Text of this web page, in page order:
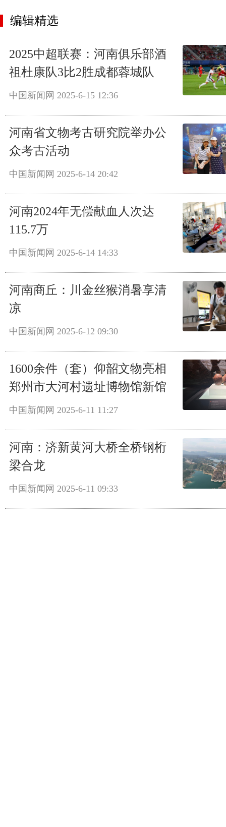
编辑精选
2025中超联赛：河南俱乐部酒
祖杜康队3比2胜成都蓉城队
中国新闻网 2025-6-15 12:36
河南省文物考古研究院举办公
众考古活动
中国新闻网 2025-6-14 20:42
河南2024年无偿献血人次达
115.7万
中国新闻网 2025-6-14 14:33
河南商丘：川金丝猴消暑享清
凉
中国新闻网 2025-6-12 09:30
1600余件（套）仰韶文物亮相
郑州市大河村遗址博物馆新馆
中国新闻网 2025-6-11 11:27
河南：济新黄河大桥全桥钢桁
梁合龙
中国新闻网 2025-6-11 09:33